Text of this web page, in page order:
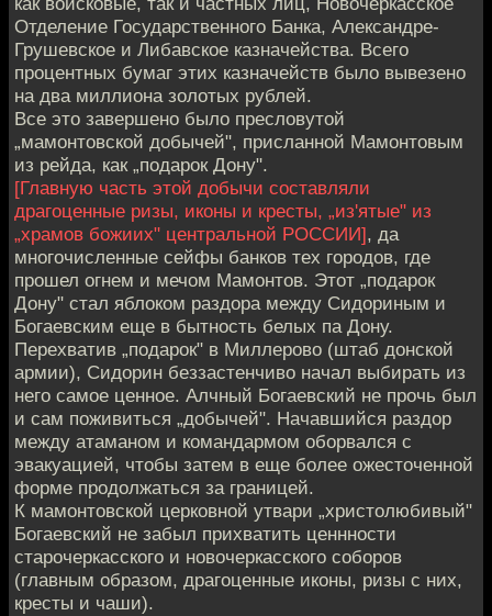
Отделение Государственного Банка, Александре-
Грушевское и Либавское казначейства. Всего
процентных бумаг этих казначейств было вывезено
на два миллиона золотых рублей.
Все это завершено было пресловутой
„мамонтовской добычей", присланной Мамонтовым
из рейда, как „подарок Дону".
[Главную часть этой добычи составляли
драгоценные ризы, иконы и кресты, „из'ятые" из
„храмов божиих" центральной РОССИИ], да
многочисленные сейфы банков тех городов, где
прошел огнем и мечом Мамонтов. Этот „подарок
Дону" стал яблоком раздора между Сидориным и
Богаевским еще в бытность белых па Дону.
Перехватив „подарок" в Миллерово (штаб донской
армии), Сидорин беззастенчиво начал выбирать из
него самое ценное. Алчный Богаевский не прочь был
и сам поживиться „добычей". Начавшийся раздор
между атаманом и командармом оборвался с
эвакуацией, чтобы затем в еще более ожесточенной
форме продолжаться за границей.
К мамонтовской церковной утвари „христолюбивый"
Богаевский не забыл прихватить ценнности
старочеркасского и новочеркасского соборов
(главным образом, драгоценные иконы, ризы с них,
кресты и чаши).